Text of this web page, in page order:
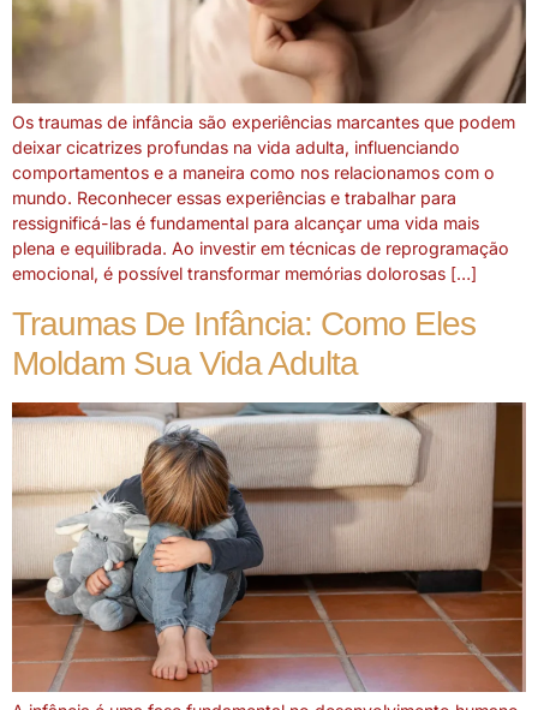
Os traumas de infância são experiências marcantes que podem
deixar cicatrizes profundas na vida adulta, influenciando
comportamentos e a maneira como nos relacionamos com o
mundo. Reconhecer essas experiências e trabalhar para
ressignificá-las é fundamental para alcançar uma vida mais
plena e equilibrada. Ao investir em técnicas de reprogramação
emocional, é possível transformar memórias dolorosas […]
Traumas De Infância: Como Eles
Moldam Sua Vida Adulta